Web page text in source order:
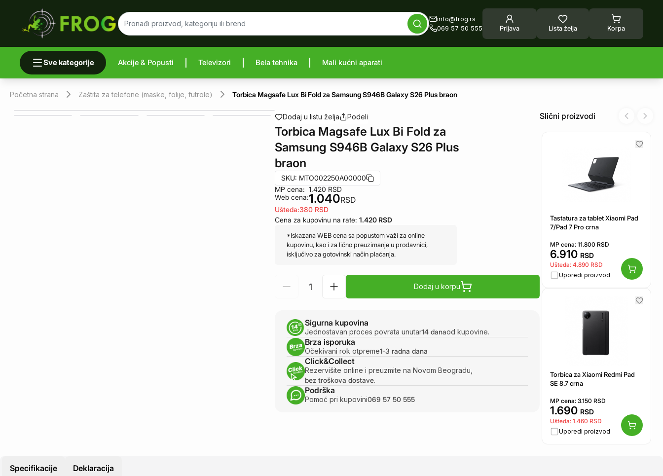
info@frog.rs
069 57 50 555
Prijava Lista želja Korpa
Sve kategorije Akcije & Popusti Televizori Bela tehnika Mali kućni aparati
Početna strana Zaštita za telefone (maske, folije, futrole) Torbica Magsafe Lux Bi Fold za Samsung S946B Galaxy S26 Plus braon
Uporedi proizvod
Dodaj u listu želja Podeli
Torbica Magsafe Lux Bi Fold za
Samsung S946B Galaxy S26 Plus
braon
SKU: MTO002250A00000
MP cena:
Web cena:
1.420 RSD
1.040RSD
Ušteda:380 RSD
Cena za kupovinu na rate: 1.420 RSD
*Iskazana WEB cena sa popustom važi za online
kupovinu, kao i za lično preuzimanje u prodavnici,
isključivo za gotovinski način plaćanja.
Dodaj u korpu
Sigurna kupovina
Jednostavan proces povrata unutar14 danaod kupovine.
Brza isporuka
Očekivani rok otpreme1-3 radna dana
Click&Collect
Rezervišite online i preuzmite na Novom Beogradu,
bez troškova dostave.
Podrška
Pomoć pri kupovini069 57 50 555
Slični proizvodi
Tastatura za tablet Xiaomi Pad
7/Pad 7 Pro crna
MP cena: 11.800 RSD
6.910 RSD
Ušteda: 4.890 RSD
Uporedi proizvod
Torbica za Xiaomi Redmi Pad
SE 8.7 crna
MP cena: 3.150 RSD
1.690 RSD
Ušteda: 1.460 RSD
Uporedi proizvod
Previous
Next
Specifikacije Deklaracija